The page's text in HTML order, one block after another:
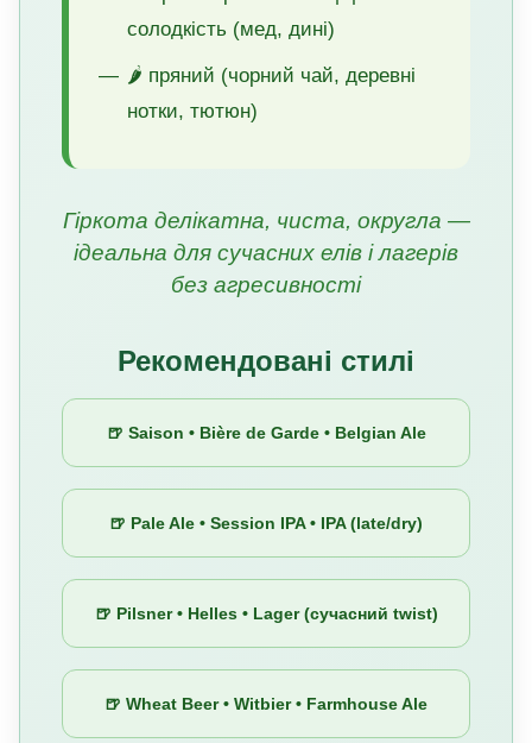
солодкість (мед, дині)
🌶️ пряний (чорний чай, деревні
нотки, тютюн)
Гіркота делікатна, чиста, округла —
ідеальна для сучасних елів і лагерів
без агресивності
Рекомендовані стилі
🍺 Saison • Bière de Garde • Belgian Ale
🍺 Pale Ale • Session IPA • IPA (late/dry)
🍺 Pilsner • Helles • Lager (сучасний twist)
🍺 Wheat Beer • Witbier • Farmhouse Ale